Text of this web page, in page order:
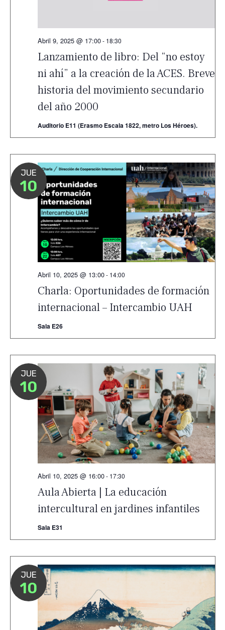
Lanzamiento de libro: Del “no estoy
ni ahí” a la creación de la ACES. Breve
historia del movimiento secundario
del año 2000
Abril 9, 2025 @ 17:00- 18:30
Auditorio E11 (Erasmo Escala 1822, metro Los Héroes).
JUE
10
Charla: Oportunidades de formación
internacional – Intercambio UAH
Abril 10, 2025 @ 13:00- 14:00
Sala E26
JUE
10
Aula Abierta | La educación
intercultural en jardines infantiles
Abril 10, 2025 @ 16:00- 17:30
Sala E31
JUE
10